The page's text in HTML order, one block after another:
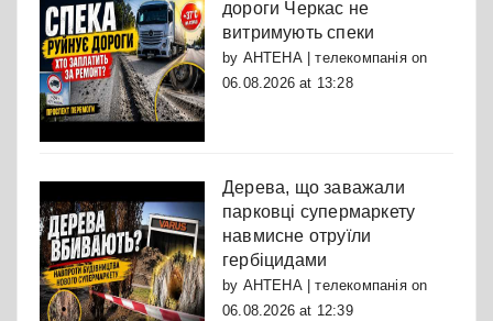
дороги Черкас не
витримують спеки
by АНТЕНА | телекомпаніяon
06.08.2026 at 13:28
Дерева, що заважали
парковці супермаркету
навмисне отруїли
гербіцидами
by АНТЕНА | телекомпаніяon
06.08.2026 at 12:39